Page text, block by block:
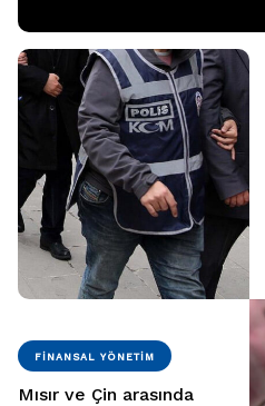
FINANSAL YÖNETIM
Mısır ve Çin arasında